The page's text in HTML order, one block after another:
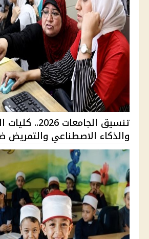
تنسيق الجامعات
والذكاء الاصطناعي والتمريض